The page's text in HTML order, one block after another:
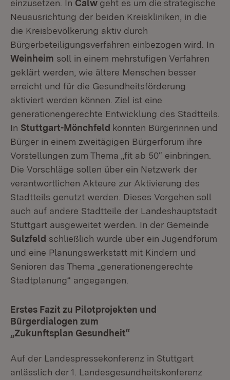
einzusetzen. In Calw geht es um die strategische
Neuausrichtung der beiden Kreiskliniken, in die
die Kreisbevölkerung aktiv durch
Bürgerbeteiligungsverfahren einbezogen wird. In
Weinheim soll in einem mehrstufigen Verfahren
geklärt werden, wie ältere Menschen besser
erreicht und für die Gesundheitsförderung
aktiviert werden können. Ziel ist eine
generationengerechte Entwicklung des Stadtteils.
In Stuttgart-Mönchfeld konnten Bürgerinnen und
Bürger in einem zweitägigen Bürgerforum ihre
Vorstellungen zum Thema „fit ab 50“ einbringen.
Die Vorschläge sollen über ein Netzwerk der
verantwortlichen Akteure zur Aktivierung des
Stadtteils genutzt werden. Dieses Vorgehen soll
auch auf andere Stadtteile der Landeshauptstadt
Stuttgart ausgeweitet werden. In der Gemeinde
Sulzfeld schließlich wurde über ein Jugendforum
und eine Planungswerkstatt mit Kindern und
Senioren das Thema „generationengerechte
Stadtplanung“ angegangen.
Erstes Fazit zu Pilotprojekten und
Bürgerdialogen zum
„Zukunftsplan Gesundheit“
Auf der Landespressekonferenz in Stuttgart
anlässlich der 1. Landesgesundheitskonferenz